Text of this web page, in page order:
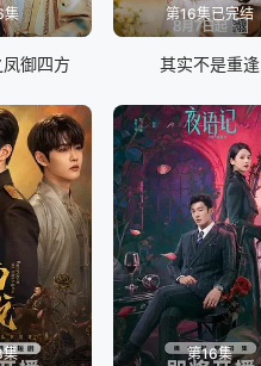
集
御四方
第16集已完结
其实不是重逢
集 第16集